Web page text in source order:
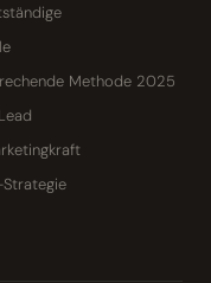
Methode 2025